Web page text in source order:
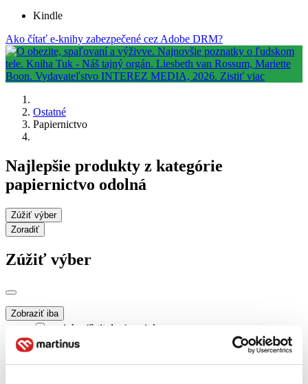
Kindle
Ako čítať e-knihy zabezpečené cez Adobe DRM?
Ostatné
Papiernictvo
Najlepšie produkty z kategórie
papiernictvo odolná
Zúžiť výber
Zoradiť
Zúžiť výber
Zobraziť iba
novinky (0 titulov)
novinky
zľavnené tituly (0 titulov)
Dostupnosť